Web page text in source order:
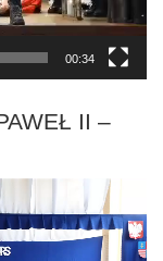
00:34
II –